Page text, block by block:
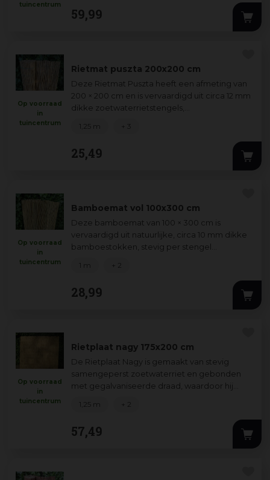
levensduur. Perf
tuincentrum
59,99
Rietmat puszta 200x200 cm
Deze Rietmat Puszta heeft een afmeting van
200 × 200 cm en is vervaardigd uit circa 12 mm
dikke zoetwaterrietstengels,
draad voor du
Op voorraad
in
tuincentrum
25,49
1,25 m + 3
Bamboemat vol 100x300 cm
Deze bamboemat van 100 × 300 cm is
vervaardigd uit natuurlijke, circa 10 mm dikke
bamboestokken, stevig per stengel
...
Op voorraad
in
tuincentrum
28,99
1 m + 2
Rietplaat nagy 175x200 cm
De Rietplaat Nagy is gemaakt van stevig
samengeperst zoetwaterriet en gebonden
met gegalvaniseerde draad, waardoor hij
en da
Op voorraad
in
tuincentrum
57,49
1,25 m + 2